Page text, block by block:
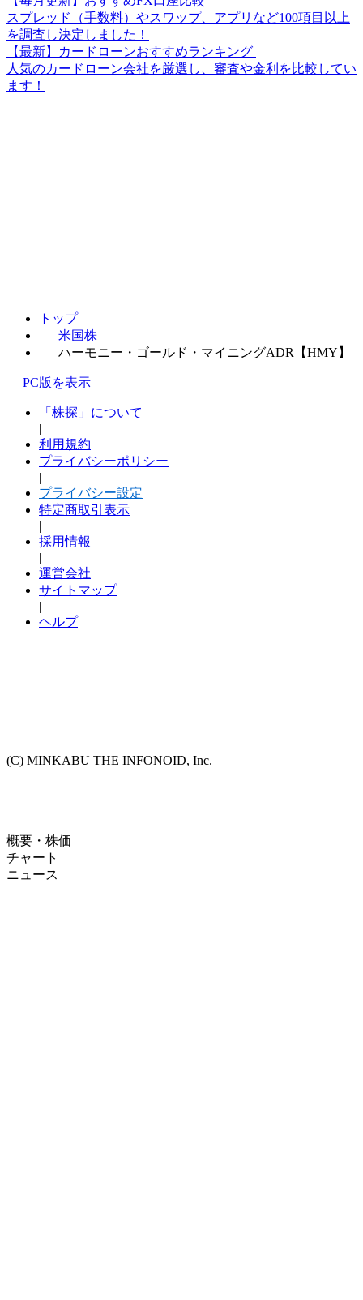
スプレッド（手数料）やスワップ、アプリなど100項目以上
を調査し決定しました！
【最新】カードローンおすすめランキング
人気のカードローン会社を厳選し、審査や金利を比較してい
ます！
トップ
米国株
ハーモニー・ゴールド・マイニングADR【HMY】
PC版を表示
「株探」について
|
利用規約
プライバシーポリシー
|
プライバシー設定
特定商取引表示
|
採用情報
|
運営会社
サイトマップ
|
ヘルプ
(C) MINKABU THE INFONOID, Inc.
概要・株価
チャート
ニュース